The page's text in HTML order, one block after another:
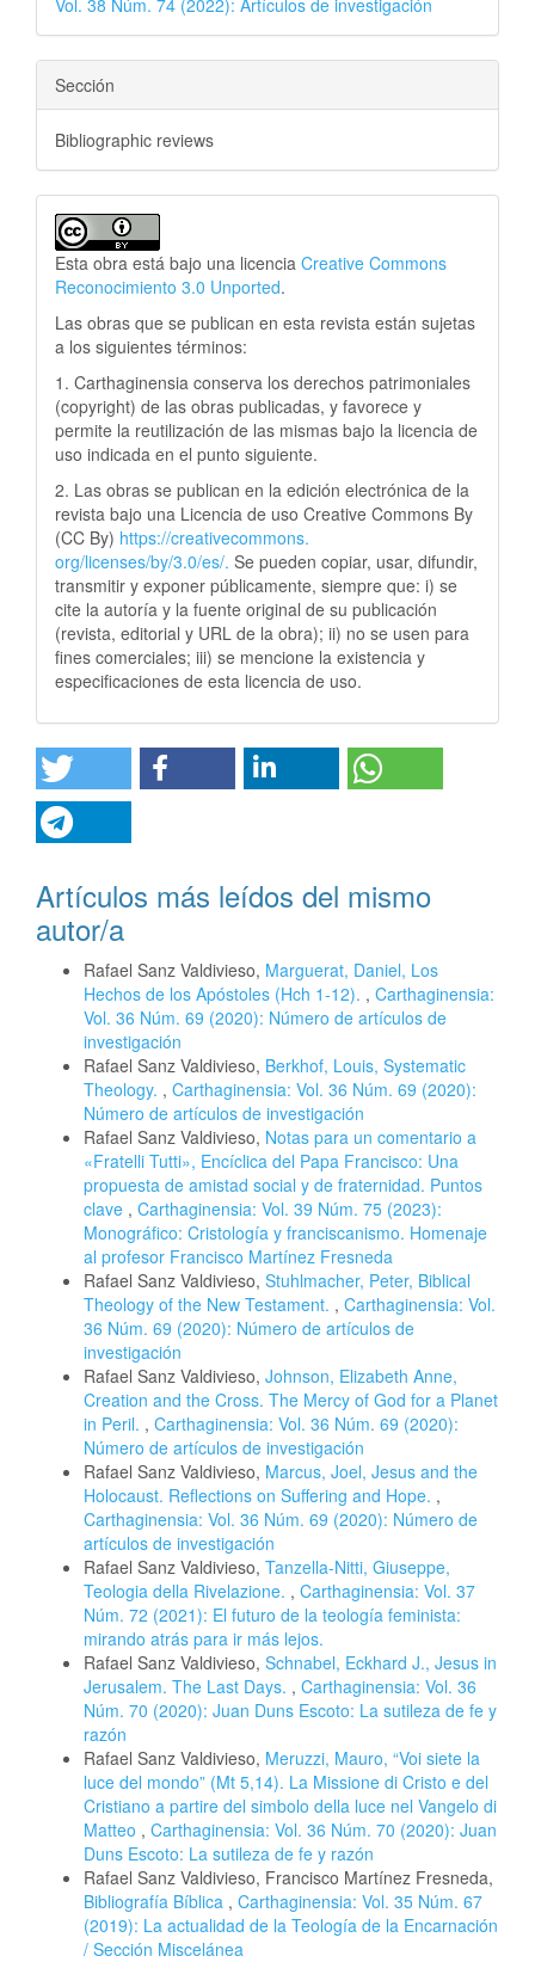
Sección
Bibliographic reviews
Esta obra está bajo una licencia Creative Commons
Reconocimiento 3.0 Unported.
Las obras que se publican en esta revista están sujetas
a los siguientes términos:
1. Carthaginensia conserva los derechos patrimoniales
(copyright) de las obras publicadas, y favorece y
permite la reutilización de las mismas bajo la licencia de
uso indicada en el punto siguiente.
2. Las obras se publican en la edición electrónica de la
revista bajo una Licencia de uso Creative Commons By
(CC By) https://creativecommons.
org/licenses/by/3.0/es/. Se pueden copiar, usar, difundir,
transmitir y exponer públicamente, siempre que: i) se
cite la autoría y la fuente original de su publicación
(revista, editorial y URL de la obra); ii) no se usen para
fines comerciales; iii) se mencione la existencia y
especificaciones de esta licencia de uso.
Artículos más leídos del mismo
autor/a
Rafael Sanz Valdivieso, Marguerat, Daniel, Los
Hechos de los Apóstoles (Hch 1-12). , Carthaginensia:
Vol. 36 Núm. 69 (2020): Número de artículos de
investigación
Rafael Sanz Valdivieso, Berkhof, Louis, Systematic
Theology. , Carthaginensia: Vol. 36 Núm. 69 (2020):
Número de artículos de investigación
Rafael Sanz Valdivieso, Notas para un comentario a
«Fratelli Tutti», Encíclica del Papa Francisco: Una
propuesta de amistad social y de fraternidad. Puntos
clave , Carthaginensia: Vol. 39 Núm. 75 (2023):
Monográfico: Cristología y franciscanismo. Homenaje
al profesor Francisco Martínez Fresneda
Rafael Sanz Valdivieso, Stuhlmacher, Peter, Biblical
Theology of the New Testament. , Carthaginensia: Vol.
36 Núm. 69 (2020): Número de artículos de
investigación
Rafael Sanz Valdivieso, Johnson, Elizabeth Anne,
Creation and the Cross. The Mercy of God for a Planet
in Peril. , Carthaginensia: Vol. 36 Núm. 69 (2020):
Número de artículos de investigación
Rafael Sanz Valdivieso, Marcus, Joel, Jesus and the
Holocaust. Reflections on Suffering and Hope. ,
Carthaginensia: Vol. 36 Núm. 69 (2020): Número de
artículos de investigación
Rafael Sanz Valdivieso, Tanzella-Nitti, Giuseppe,
Teologia della Rivelazione. , Carthaginensia: Vol. 37
Núm. 72 (2021): El futuro de la teología feminista:
mirando atrás para ir más lejos.
Rafael Sanz Valdivieso, Schnabel, Eckhard J., Jesus in
Jerusalem. The Last Days. , Carthaginensia: Vol. 36
Núm. 70 (2020): Juan Duns Escoto: La sutileza de fe y
razón
Rafael Sanz Valdivieso, Meruzzi, Mauro, “Voi siete la
luce del mondo” (Mt 5,14). La Missione di Cristo e del
Cristiano a partire del simbolo della luce nel Vangelo di
Matteo , Carthaginensia: Vol. 36 Núm. 70 (2020): Juan
Duns Escoto: La sutileza de fe y razón
Rafael Sanz Valdivieso, Francisco Martínez Fresneda,
Bibliografía Bíblica , Carthaginensia: Vol. 35 Núm. 67
(2019): La actualidad de la Teología de la Encarnación
/ Sección Miscelánea